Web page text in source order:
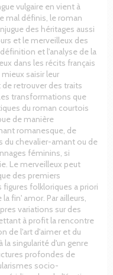
vulgaire en vient à
mal définis, le roman
des héritages aussi
et le merveilleux des
et l'analyse de la
dans les récits français
saisir leur
retrouver des traits
transformations que
du roman courtois
de manière
romanesque, de
du chevalier-amant ou de
féminins, si
Le merveilleux peut
des premiers
folkloriques a priori
fin' amor. Par ailleurs,
variations sur des
à profit la rencontre
de l'art d'aimer et du
singularité d'un genre
profondes de
socio-